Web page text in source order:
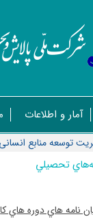
آمار و اطلاعات
توسعه منابع انسانی
تحصيلي
نامه هاي دوره